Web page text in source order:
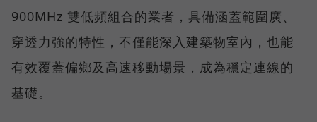
900MHz 雙低頻組合的業者，具備涵蓋範圍廣、
穿透力強的特性，不僅能深入建築物室內，也能
有效覆蓋偏鄉及高速移動場景，成為穩定連線的
基礎。